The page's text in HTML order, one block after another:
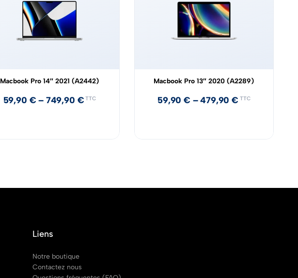
Macbook Pro 14″ 2021 (A2442)
59,90 € – 749,90 € TTC
Macbook Pro 13″ 2020 (A2289)
59,90€ –479,90€ TTC
Liens
Notre boutique
Contactez nous